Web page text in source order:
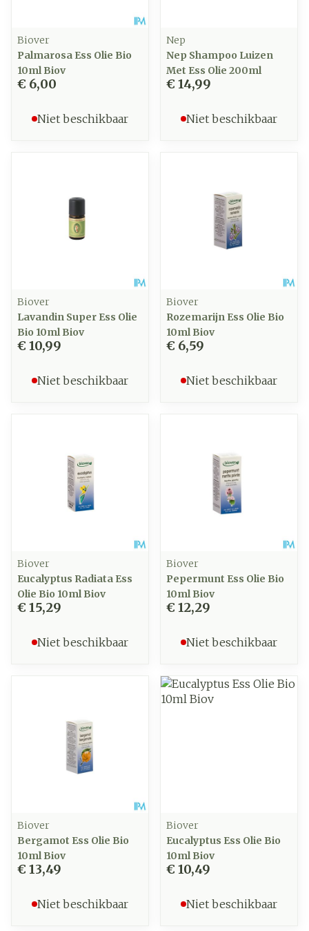
Biover
Palmarosa Ess Olie Bio
10ml Biov
€ 6,00
Niet beschikbaar
Nep
Nep Shampoo Luizen
Met Ess Olie 200ml
€ 14,99
Niet beschikbaar
Biover
Lavandin Super Ess Olie
Bio 10ml Biov
€ 10,99
Niet beschikbaar
Biover
Rozemarijn Ess Olie Bio
10ml Biov
€ 6,59
Niet beschikbaar
Biover
Eucalyptus Radiata Ess
Olie Bio 10ml Biov
€ 15,29
Niet beschikbaar
Biover
Pepermunt Ess Olie Bio
10ml Biov
€ 12,29
Niet beschikbaar
Biover
Bergamot Ess Olie Bio
10ml Biov
€ 13,49
Niet beschikbaar
Biover
Eucalyptus Ess Olie Bio
10ml Biov
€ 10,49
Niet beschikbaar